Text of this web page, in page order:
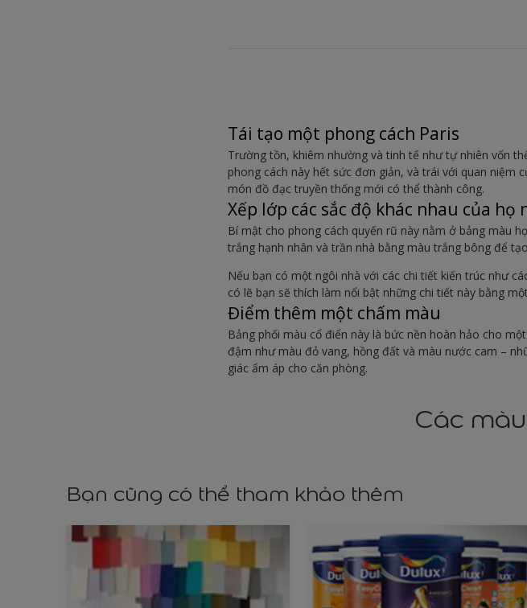
Tái tạo một phong cách Paris
Trường tồn, khiêm nhường và tinh tế như tự nhiên vốn
phong cách này hết sức đơn giản, và trái với quan niệm
món đồ đạc truyền thống mới có thể thành công.
Xếp lớp các sắc độ khác nhau của họ
Bí mật cho phong cách quyến rũ này nằm ở bảng màu
trắng hạnh nhân và trần nhà bằng màu trắng bông để
Nếu bạn có một ngôi nhà với các chi tiết kiến trúc như
có lẽ bạn sẽ thích làm nổi bật những chi tiết này bằng
Điểm thêm một chấm màu
Bảng phối màu cổ điển này là bức nền hoàn hảo cho
đậm như màu đỏ vang, hồng đất và màu nước cam –
giác ấm áp cho căn phòng.
Các
Bạn cũng có thể tham khảo thêm